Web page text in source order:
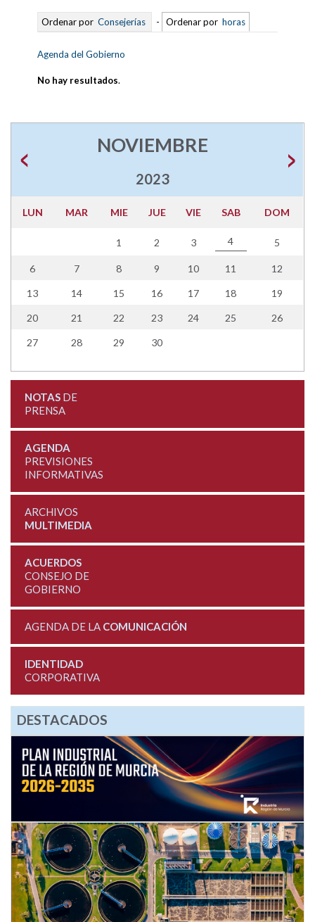
Ordenar por Consejerías - Ordenar por horas
Agenda del Gobierno
No hay resultados.
NOVIEMBRE
2023
LUN MAR MIE JUE VIE SAB DOM
1 2 3 4 5
6 7 8 9 10 11 12
13 14 15 16 17 18 19
20 21 22 23 24 25 26
27 28 29 30
NOTASDE
PRENSA
AGENDA
PREVISIONES
INFORMATIVAS
ARCHIVOS
MULTIMEDIA
ACUERDOS
CONSEJO DE
GOBIERNO
AGENDA DE LA COMUNICACIÓN
IDENTIDAD
CORPORATIVA
DESTACADOS